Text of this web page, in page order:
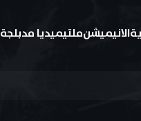
الانيميشنملتيميديا مدبلجة